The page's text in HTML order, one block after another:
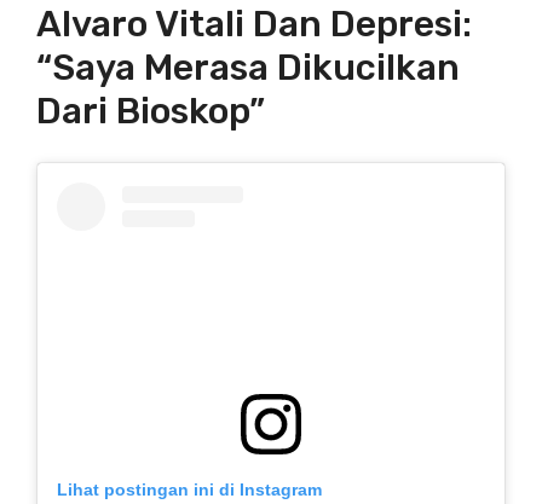
Alvaro Vitali Dan Depresi:
“Saya Merasa Dikucilkan
Dari Bioskop”
Lihat postingan ini di Instagram